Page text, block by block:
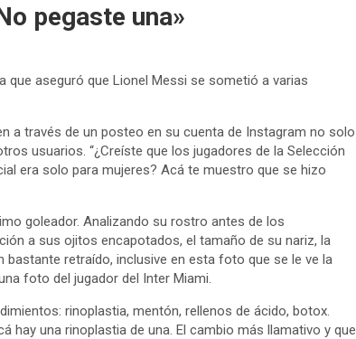
pegaste una»
aseguró que Lionel Messi se sometió a varias
a través de un posteo en su cuenta de Instagram no solo
usuarios. “¿Creíste que los jugadores de la Selección
era solo para mujeres? Acá te muestro que se hizo
goleador. Analizando su rostro antes de los
a sus ojitos encapotados, el tamaño de su nariz, la
retraído, inclusive en esta foto que se le ve la
foto del jugador del Inter Miami.
rinoplastia, mentón, rellenos de ácido, botox.
hay una rinoplastia de una. El cambio más llamativo y que